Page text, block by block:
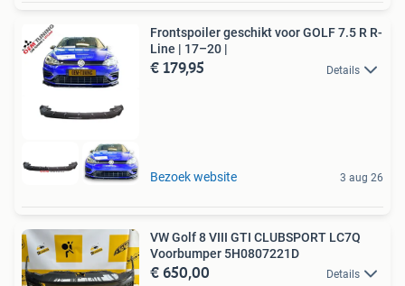
Frontspoiler geschikt voor GOLF 7.5 R R-
Line | 17–20 |
€ 179,95 Details
Bezoek website 3 aug 26
VW Golf 8 VIII GTI CLUBSPORT LC7Q
Voorbumper 5H0807221D
€ 650,00 Details